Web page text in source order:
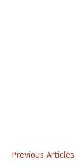
Previous Articles